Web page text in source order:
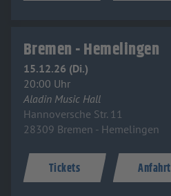
Bremen - Hemelingen
15.12.26 (Di.)
20:00 Uhr
Aladin Music Hall
Hannoversche Str. 11
28309 Bremen - Hemelingen
Tickets Anfahrt